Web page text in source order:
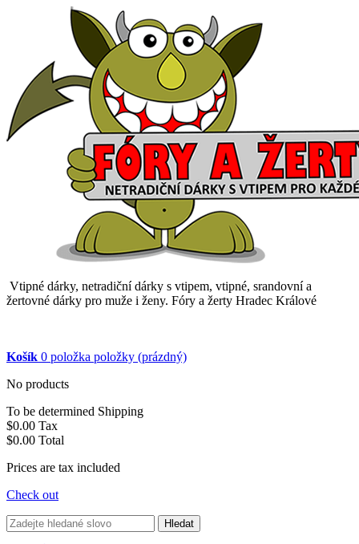
Vtipné dárky, netradiční dárky s vtipem, vtipné, srandovní a
žertovné dárky pro muže i ženy. Fóry a žerty Hradec Králové
Košík 0 položka položky (prázdný)
No products
To be determined Shipping
$0.00 Tax
$0.00 Total
Prices are tax included
Check out
Hledat